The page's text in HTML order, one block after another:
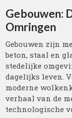
Gebouwen:
Omringen
Gebouwen zijn
beton, staal en
stedelijke
dagelijks leven.
moderne
verhaal van de
technologische